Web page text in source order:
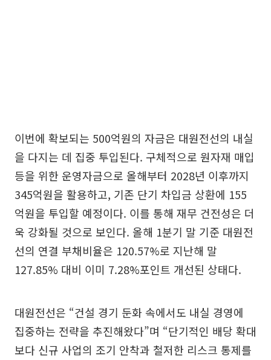
이번에 확보되는 500억원의 자금은 대원전선의 내실
을 다지는 데 집중 투입된다. 구체적으로 원자재 매입
등을 위한 운영자금으로 올해부터 2028년 이후까지
345억원을 활용하고, 기존 단기 차입금 상환에 155
억원을 투입할 예정이다. 이를 통해 재무 건전성은 더
욱 강화될 것으로 보인다. 올해 1분기 말 기준 대원전
선의 연결 부채비율은 120.57%로 지난해 말
127.85% 대비 이미 7.28%포인트 개선된 상태다.
대원전선은 “건설 경기 둔화 속에서도 내실 경영에
집중하는 전략을 추진해왔다”며 “단기적인 배당 확대
보다 신규 사업의 조기 안착과 철저한 리스크 통제를